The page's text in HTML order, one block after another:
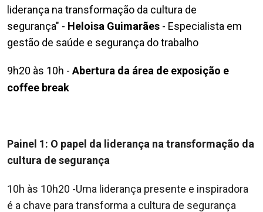
liderança na transformação da cultura de
segurança" - Heloisa Guimarães - Especialista em
gestão de saúde e segurança do trabalho
9h20 às 10h - Abertura da área de exposição e
coffee break
Painel 1: O papel da liderança na transformação da
cultura de segurança
10h às 10h20 -Uma liderança presente e inspiradora
é a chave para transforma a cultura de segurança